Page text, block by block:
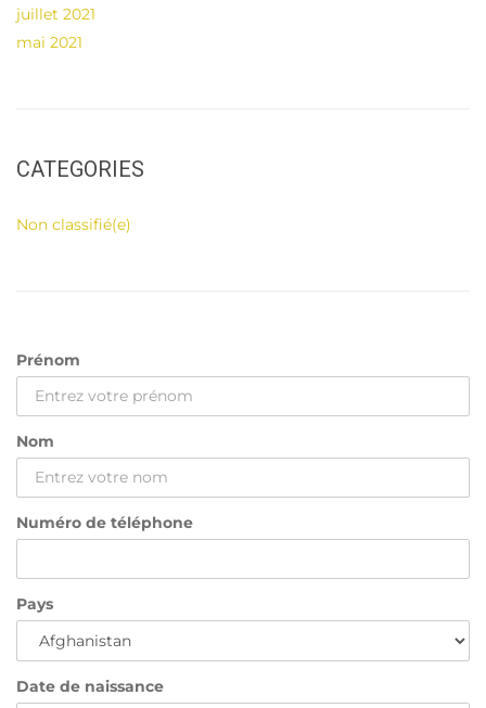
juillet 2021
mai 2021
CATEGORIES
Non classifié(e)
Prénom
Nom
Numéro de téléphone
Pays
Date de naissance